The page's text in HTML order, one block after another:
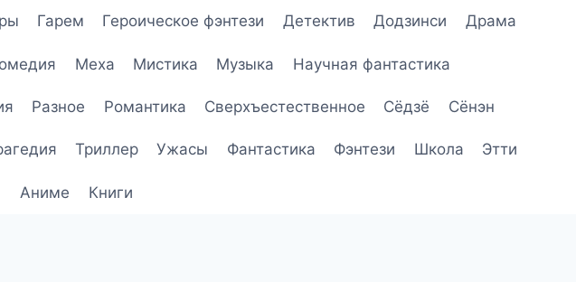
Гарем Героическое фэнтези Детектив Додзинси Драма
Меха Мистика Музыка Научная фантастика
Разное Романтика Сверхъестественное Сёдзё Сёнэн
Триллер Ужасы Фантастика Фэнтези Школа Этти
Аниме Книги